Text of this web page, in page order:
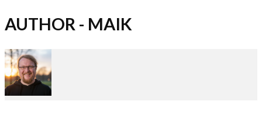
AUTHOR - MAIK